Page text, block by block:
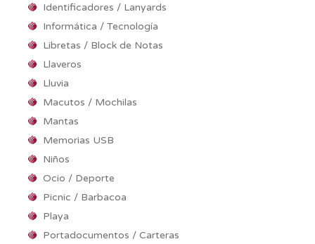
Identificadores / Lanyards
Informática / Tecnología
Libretas / Block de Notas
Llaveros
Lluvia
Macutos / Mochilas
Mantas
Memorias USB
Niños
Ocio / Deporte
Picnic / Barbacoa
Playa
Portadocumentos / Carteras